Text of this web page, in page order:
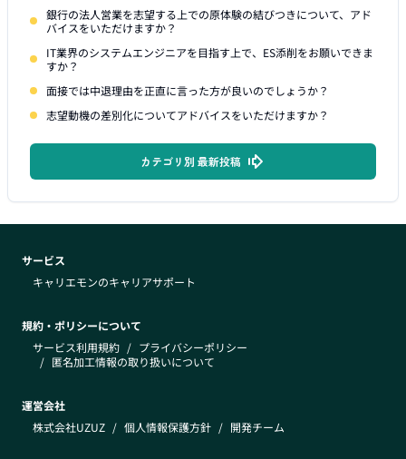
銀行の法人営業を志望する上での原体験の結びつきについて、アド
バイスをいただけますか？
IT業界のシステムエンジニアを目指す上で、ES添削をお願いできま
すか？
面接では中退理由を正直に言った方が良いのでしょうか？
志望動機の差別化についてアドバイスをいただけますか？
カテゴリ別 最新投稿
サービス
キャリエモンのキャリアサポート
規約・ポリシーについて
サービス利用規約 / プライバシーポリシー
/ 匿名加工情報の取り扱いについて
運営会社
株式会社UZUZ / 個人情報保護方針 / 開発チーム